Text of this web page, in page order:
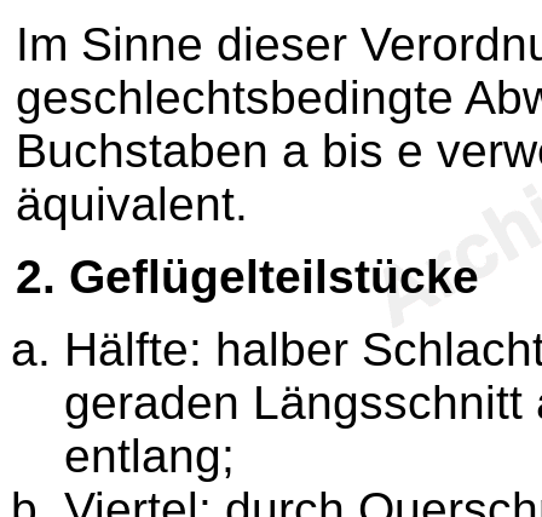
Im Sinne dieser
geschlechtsbedingte
Buchstaben a bis e
äquivalent.
2. Geflügelteilstücke
Hälfte: halber
geraden
entlang;